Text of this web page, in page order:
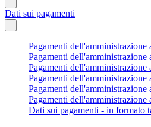
Dati sui pagamenti
Pagamenti dell'amministrazione
Pagamenti dell'amministrazione
Pagamenti dell'amministrazione
Pagamenti dell'amministrazione
Pagamenti dell'amministrazione
Pagamenti dell'amministrazione
Dati sui pagamenti - in formato